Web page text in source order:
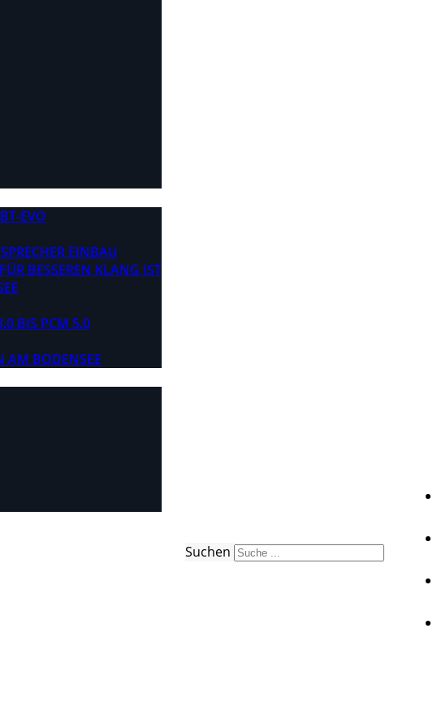
EVO
EINBAU
BESSEREN KLANG IST
BIS PCM 5.0
AM BODENSEE
Suchen